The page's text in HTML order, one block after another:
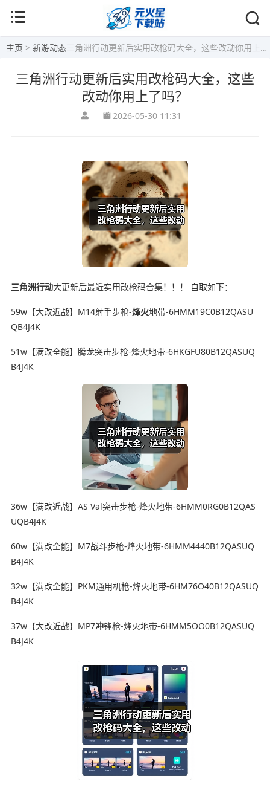
主页 > 新游动态三角洲行动更新后实用改枪码大全，这些改动你用上了吗？
三角洲行动更新后实用改枪码大全，这些
改动你用上了吗？
2026-05-30 11:31
三角洲行动大更新后最近实用改枪码合集！！！ 自取如下：
59w【大改近战】M14射手步枪-烽火地带-6HMM19C0B12QASU
QB4J4K
51w【满改全能】腾龙突击步枪-烽火地带-6HKGFU80B12QASUQ
B4J4K
36w【满改近战】AS Val突击步枪-烽火地带-6HMM0RG0B12QAS
UQB4J4K
60w【满改全能】M7战斗步枪-烽火地带-6HMM4440B12QASUQ
B4J4K
32w【满改全能】PKM通用机枪-烽火地带-6HM76O40B12QASUQ
B4J4K
37w【大改近战】MP7冲锋枪-烽火地带-6HMM5OO0B12QASUQ
B4J4K